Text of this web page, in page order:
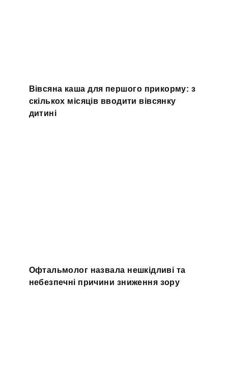
Вівсяна каша для першого прикорму: з
скількох місяців вводити вівсянку
дитині
Офтальмолог назвала нешкідливі та
небезпечні причини зниження зору